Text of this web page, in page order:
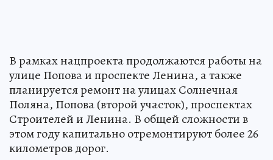
В рамках нацпроекта продолжаются работы на
улице Попова и проспекте Ленина, а также
планируется ремонт на улицах Солнечная
Поляна, Попова (второй участок), проспектах
Строителей и Ленина. В общей сложности в
этом году капитально отремонтируют более 26
километров дорог.